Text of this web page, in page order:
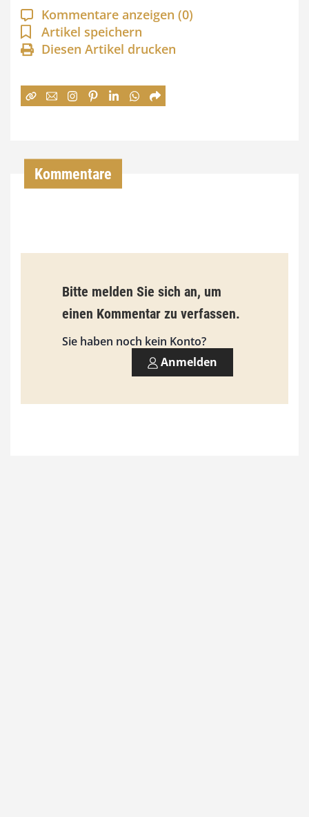
a
n
n
:
€
i
s
9
0
Kommentare anzeigen (0)
Artikel speichern
Diesen Artikel drucken
Kommentare
Bitte melden Sie sich an, um
einen Kommentar zu verfassen.
Sie haben noch kein Konto?
Anmelden